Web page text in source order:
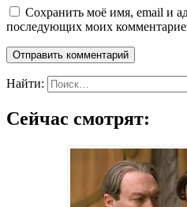
Сохранить моё имя, email и
последующих моих
Найти:
Сейчас смотрят: